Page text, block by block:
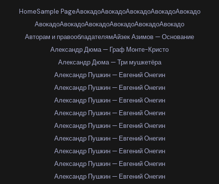
HomeSample PageАвокадоАвокадоАвокадоАвокадоАвокадо
АвокадоАвокадоАвокадоАвокадоАвокадоАвокадо
Авторам и правообладателямАйзек Азимов — Основание
Александр Дюма — Граф Монте-Кристо
Александр Дюма — Три мушкетёра
Александр Пушкин — Евгений Онегин
Александр Пушкин — Евгений Онегин
Александр Пушкин — Евгений Онегин
Александр Пушкин — Евгений Онегин
Александр Пушкин — Евгений Онегин
Александр Пушкин — Евгений Онегин
Александр Пушкин — Евгений Онегин
Александр Пушкин — Евгений Онегин
Александр Пушкин — Евгений Онегин